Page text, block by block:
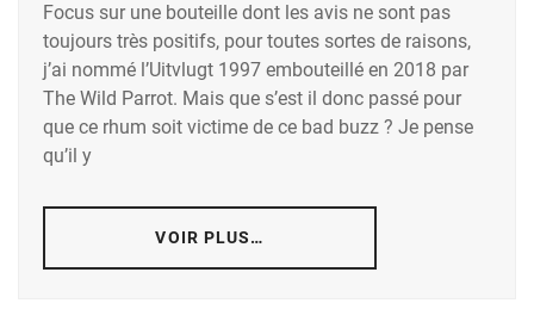
Focus sur une bouteille dont les avis ne sont pas
toujours très positifs, pour toutes sortes de raisons,
j’ai nommé l’Uitvlugt 1997 embouteillé en 2018 par
The Wild Parrot. Mais que s’est il donc passé pour
que ce rhum soit victime de ce bad buzz ? Je pense
qu’il y
VOIR PLUS…